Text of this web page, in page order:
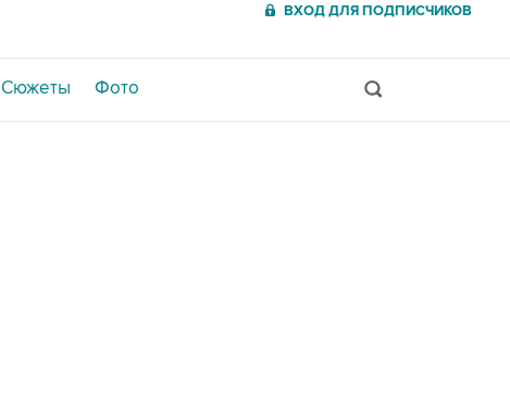
ВХОД ДЛЯ ПОДПИСЧИКОВ
Сюжеты Фото